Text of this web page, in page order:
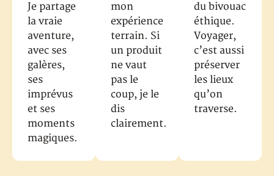
Je partage
la vraie
aventure,
avec ses
galères,
ses
imprévus
et ses
moments
magiques.
mon
expérience
terrain. Si
un produit
ne vaut
pas le
coup, je le
dis
clairement.
du bivouac
éthique.
Voyager,
c’est aussi
préserver
les lieux
qu’on
traverse.